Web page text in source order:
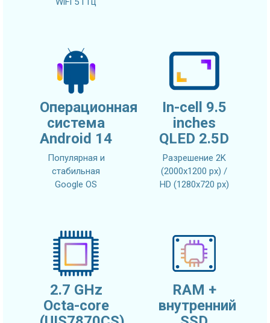
Операционная
система
Android 14
Популярная и
стабильная
Google OS
In-cell 9.5
inches
QLED 2.5D
Разрешение 2K
(2000x1200 px) /
HD (1280x720 px)
2.7 GHz
Octa-core
RAM +
внутренний